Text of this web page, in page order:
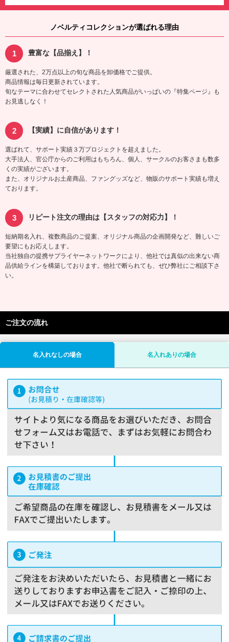
ノベルティコレクションが選ばれる理由
豊富な【品揃え】！
厳選された、2万点以上の旬な商品を卸価格でご提供。
商品情報は毎日更新されています。
旬なテーマに合わせてセレクトされた人気商品がいっぱいの『特集ページ』も
お見逃しなく！
【実績】に自信があります！
選ばれて、サポート実績３万プロジェクトを超えました。
大手法人、官公庁からのご利用はもちろん、個人、サークルのお客さまも数多
くの実績がございます。
また、オリジナルお土産商品、ファングッズなど、物販のサポート実績も増え
ております。
リピート注文の理由は【スタッフの対応力】！
短納期名入れ、複数商品のご提案、オリジナル商品の企画開発など、難しいご
要望にもお応えします。
当社独自の提携サプライヤーネットワークにより、他社では真似の出来ない商
品供給ラインを構築しております。他社で断られても、ぜひ弊社にご相談下さ
い。
ご注文の流れ
名入れなしの場合 名入れありの場合